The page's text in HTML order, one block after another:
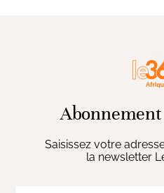
Saisissez votre
la newsletter